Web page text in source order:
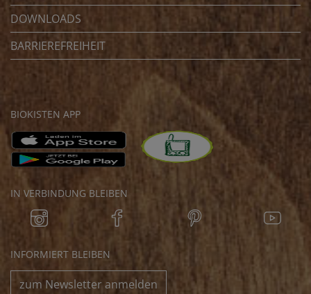
DOWNLOADS
BARRIEREFREIHEIT
BIOKISTEN APP
IN VERBINDUNG BLEIBEN
INFORMIERT BLEIBEN
zum Newsletter anmelden